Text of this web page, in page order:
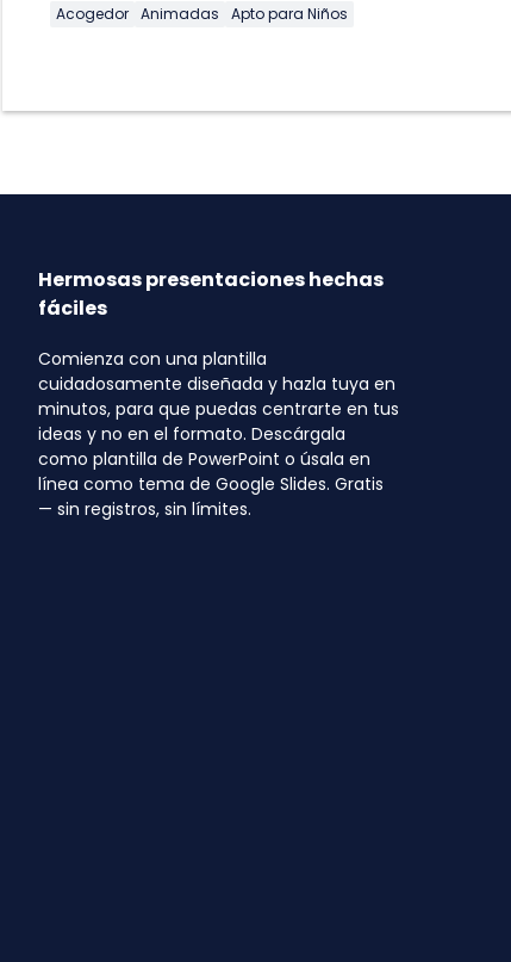
Acogedor Animadas Apto para Niños
Hermosas presentaciones hechas
fáciles
Comienza con una plantilla
cuidadosamente diseñada y hazla tuya en
minutos, para que puedas centrarte en tus
ideas y no en el formato. Descárgala
como plantilla de PowerPoint o úsala en
línea como tema de Google Slides. Gratis
— sin registros, sin límites.